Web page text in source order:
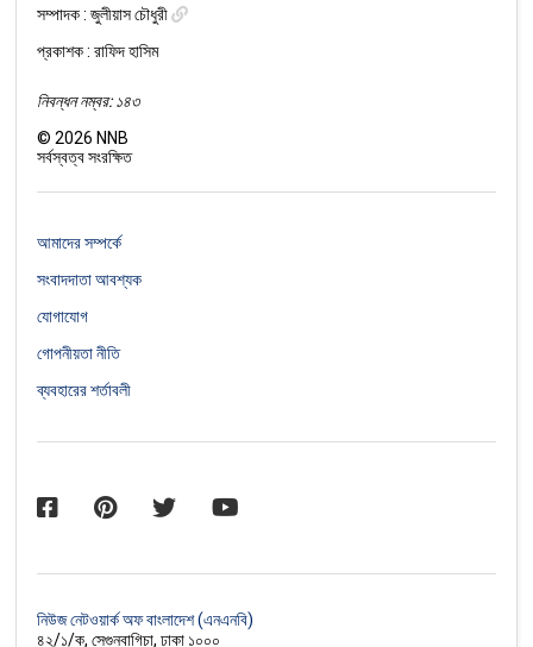
সম্পাদক :জুলীয়াস চৌধুরী
প্রকাশক : রাফিদ হাসিম
নিবন্ধন নম্বর: ১৪৩
©2026 NNB
সর্বস্বত্ব সংরক্ষিত
আমাদের সম্পর্কে
সংবাদদাতা আবশ্যক
যোগাযোগ
গোপনীয়তা নীতি
ব্যবহারের শর্তাবলী
নিউজ নেটওয়ার্ক অফ বাংলাদেশ (এনএনবি)
৪২/১/ক, সেগুনবাগিচা, ঢাকা ১০০০